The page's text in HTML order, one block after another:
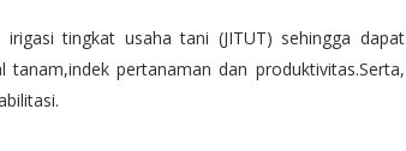
tingkat usaha tani (JITUT) sehingga dapat
pertanaman dan produktivitas.Serta,